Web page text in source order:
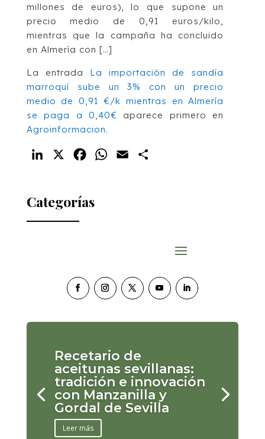
millones de euros), lo que supone un
precio medio de 0,91 euros/kilo,
mientras que la campaña ha concluido
en Almería con […]
La entrada La importación de sandía
marroquí sube un 3% con un precio
medio de 0,91 €/k mientras en Almería
se paga a 0,40€ aparece primero en
Agroinformacion.
LinkedIn FacebookWhatsApp
Email
Categorías
Recetario de
aceitunas sevillanas:
tradición e innovación
con Manzanilla y
Gordal de Sevilla
Leer más